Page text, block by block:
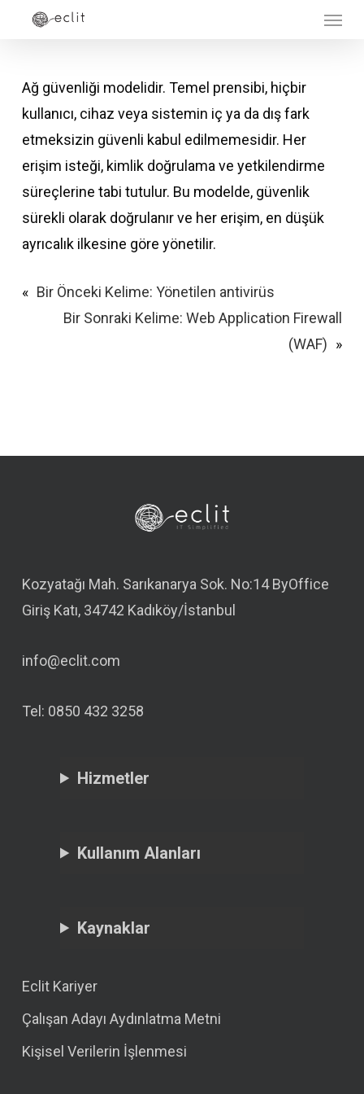
content
Ağ güvenliği modelidir. Temel prensibi, hiçbir
kullanıcı, cihaz veya sistemin iç ya da dış fark
etmeksizin güvenli kabul edilmemesidir. Her
erişim isteği, kimlik doğrulama ve yetkilendirme
süreçlerine tabi tutulur. Bu modelde, güvenlik
sürekli olarak doğrulanır ve her erişim, en düşük
ayrıcalık ilkesine göre yönetilir.
« Bir Önceki Kelime: Yönetilen antivirüs
Bir Sonraki Kelime:Web Application Firewall
(WAF) »
Kozyatağı Mah. Sarıkanarya Sok. No:14 ByOffice
Giriş Katı, 34742 Kadıköy/İstanbul
info@eclit.com
Tel: 0850 432 3258
Hizmetler
Kullanım Alanları
Kaynaklar
Eclit Kariyer
Çalışan Adayı Aydınlatma Metni
Kişisel Verilerin İşlenmesi